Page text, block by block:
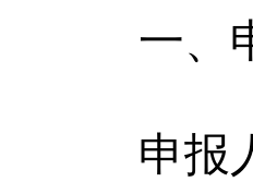
一、
申报